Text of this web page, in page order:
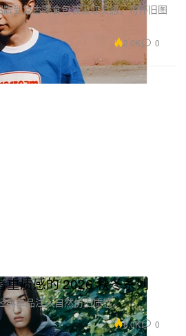
到复古零食包装汲取灵感，将怀旧图
2.0K 0
重质感的 2026 秋冬系列
典单品注入自然仿旧质感。
6.0K 0